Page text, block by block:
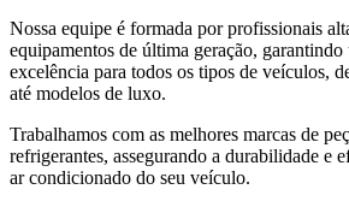
Nossa equipe é formada por profissionais
equipamentos de última geração,
excelência para todos os tipos de veículos,
até modelos de luxo.
Trabalhamos com as melhores marcas de
refrigerantes, assegurando a durabilidade e
ar condicionado do seu veículo.